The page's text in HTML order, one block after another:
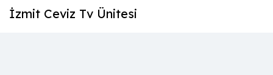
İzmit Ceviz Tv Ünitesi